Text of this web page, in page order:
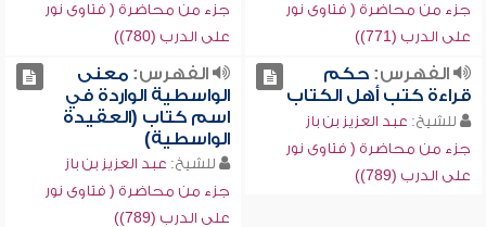
جزء من محاضرة ( فتاوى نور
على الدرب (771))
جزء من محاضرة ( فتاوى نور
على الدرب (780))
الفهرس:حكم
قراءة كتب أهل الكتاب
للشيخ: عبد العزيز بن باز
جزء من محاضرة ( فتاوى نور
على الدرب (789))
الفهرس:معنى
الواسطية الواردة في
اسم كتاب (العقيدة
الواسطية)
للشيخ: عبد العزيز بن باز
جزء من محاضرة ( فتاوى نور
على الدرب (789))